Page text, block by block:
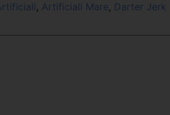
, Artificiali Mare, Darter Jerk